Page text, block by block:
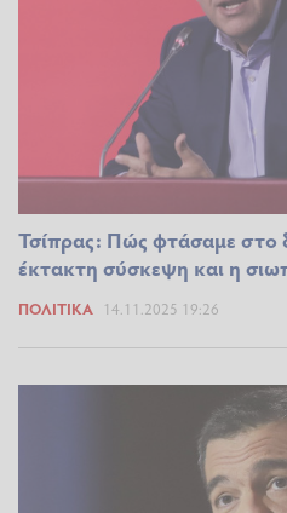
Τσίπρας: Πώς φτάσαμε
έκτακτη σύσκεψη και η
ΠΟΛΙΤΙΚΆ 14.11.2025 19:26